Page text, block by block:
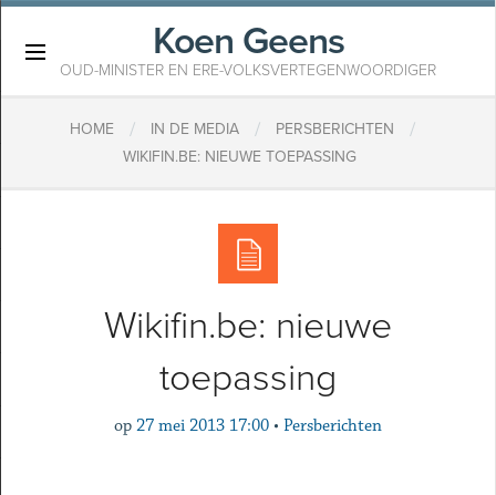
Koen Geens
OUD-MINISTER EN ERE-VOLKSVERTEGENWOORDIGER
HOME / IN DE MEDIA / PERSBERICHTEN /
WIKIFIN.BE: NIEUWE TOEPASSING
Wikifin.be: nieuwe
toepassing
op 27 mei 2013 17:00 • Persberichten